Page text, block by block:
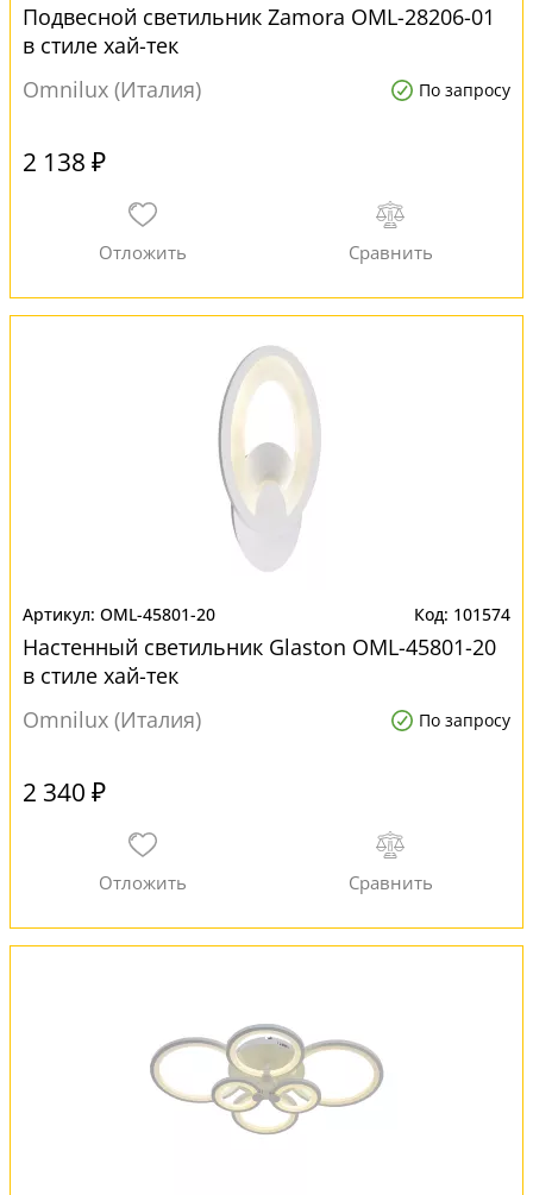
Подвесной светильник Zamora OML-28206-01
в стиле хай-тек
Omnilux (Италия)
По запросу
2 138 ₽
OML-45801-20 101574
Настенный светильник Glaston OML-45801-20
в стиле хай-тек
Omnilux (Италия)
По запросу
2 340 ₽